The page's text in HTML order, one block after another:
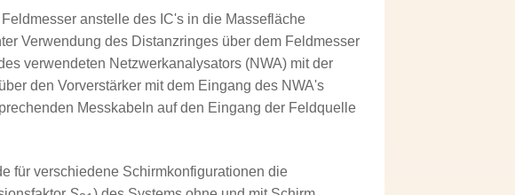
anstelle des IC's in die Massefläche
Verwendung des Distanzringes über dem Feldmesser
verwendeten Netzwerkanalysators (NWA) mit der
den Vorverstärker mit dem Eingang des NWA's
Messkabeln auf den Eingang der Feldquelle
für verschiedene Schirmkonfigurationen die